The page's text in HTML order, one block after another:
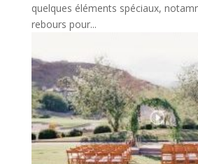
quelques éléments spéciaux,
rebours pour...